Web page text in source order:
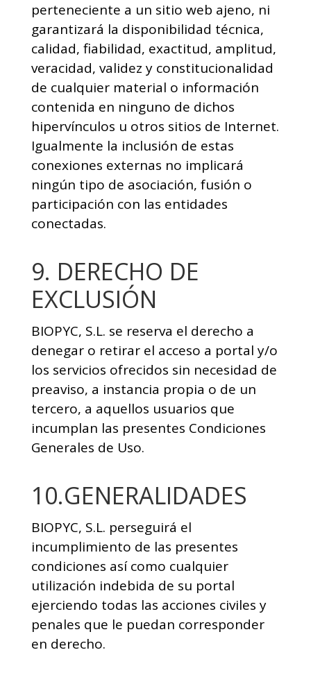
perteneciente a un sitio web ajeno, ni
garantizará la disponibilidad técnica,
calidad, fiabilidad, exactitud, amplitud,
veracidad, validez y constitucionalidad
de cualquier material o información
contenida en ninguno de dichos
hipervínculos u otros sitios de Internet.
Igualmente la inclusión de estas
conexiones externas no implicará
ningún tipo de asociación, fusión o
participación con las entidades
conectadas.
9. DERECHO DE
EXCLUSIÓN
BIOPYC, S.L. se reserva el derecho a
denegar o retirar el acceso a portal y/o
los servicios ofrecidos sin necesidad de
preaviso, a instancia propia o de un
tercero, a aquellos usuarios que
incumplan las presentes Condiciones
Generales de Uso.
10.GENERALIDADES
BIOPYC, S.L. perseguirá el
incumplimiento de las presentes
condiciones así como cualquier
utilización indebida de su portal
ejerciendo todas las acciones civiles y
penales que le puedan corresponder
en derecho.